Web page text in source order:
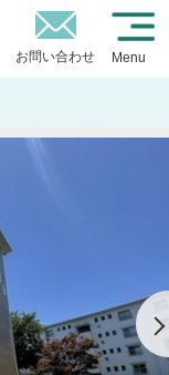
お問い合わせ Menu